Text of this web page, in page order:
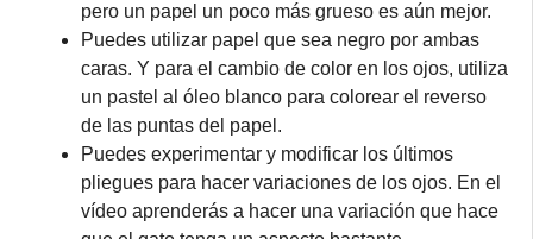
pero un papel un poco más grueso es aún mejor.
Puedes utilizar papel que sea negro por ambas
caras. Y para el cambio de color en los ojos, utiliza
un pastel al óleo blanco para colorear el reverso
de las puntas del papel.
Puedes experimentar y modificar los últimos
pliegues para hacer variaciones de los ojos. En el
vídeo aprenderás a hacer una variación que hace